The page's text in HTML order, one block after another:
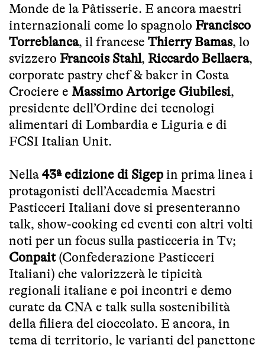
Monde de la Pâtisserie. E ancora maestri
internazionali come lo spagnolo Francisco
Torreblanca, il francese Thierry Bamas, lo
svizzero Francois Stahl, Riccardo Bellaera,
corporate pastry chef & baker in Costa
Crociere e Massimo Artorige Giubilesi,
presidente dell’Ordine dei tecnologi
alimentari di Lombardia e Liguria e di
FCSI Italian Unit.
Nella 43ª edizione di Sigep in prima linea i
protagonisti dell’Accademia Maestri
Pasticceri Italiani dove si presenteranno
talk, show-cooking ed eventi con altri volti
noti per un focus sulla pasticceria in Tv;
Conpait(Confederazione Pasticceri
Italiani) che valorizzerà le tipicità
regionali italiane e poi incontri e demo
curate da CNA e talk sulla sostenibilità
della filiera del cioccolato. E ancora, in
tema di territorio, le varianti del panettone